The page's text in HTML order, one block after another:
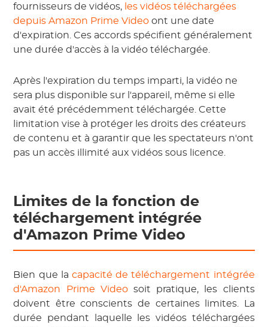
fournisseurs de vidéos, les vidéos téléchargées
depuis Amazon Prime Video ont une date
d'expiration. Ces accords spécifient généralement
une durée d'accès à la vidéo téléchargée.
Après l'expiration du temps imparti, la vidéo ne
sera plus disponible sur l'appareil, même si elle
avait été précédemment téléchargée. Cette
limitation vise à protéger les droits des créateurs
de contenu et à garantir que les spectateurs n'ont
pas un accès illimité aux vidéos sous licence.
Limites de la fonction de
téléchargement intégrée
d'Amazon Prime Video
Bien que la capacité de téléchargement intégrée
d'Amazon Prime Videosoit pratique, les clients
doivent être conscients de certaines limites. La
durée pendant laquelle les vidéos téléchargées